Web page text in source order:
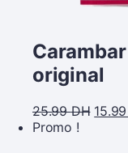
original
25.99DH 15.99
Promo !